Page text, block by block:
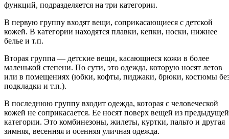
функций, подразделяется на три категории.
В первую группу входят вещи, соприкасающиеся с детской
кожей. В категории находятся плавки, кепки, носки, нижнее
белье и т.п.
Вторая группа — детские вещи, касающиеся кожи в более
маленькой степени. По сути, это одежда, которую носят летов
или в помещениях (юбки, кофты, пиджаки, брюки, костюмы
подкладки и т.п.).
В последнюю группу входит одежда, которая с человеческой
кожей не соприкасается. Ее носят поверх вещей из предыдущей
категории. Это комбинезоны, жилеты, куртки, пальто и другая
зимняя, весенняя и осенняя уличная одежда.